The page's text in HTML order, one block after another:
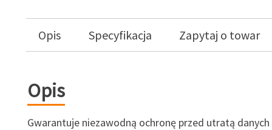
Opis Specyfikacja Zapytaj o towar
Opis
Gwarantuje niezawodną ochronę przed utratą danych